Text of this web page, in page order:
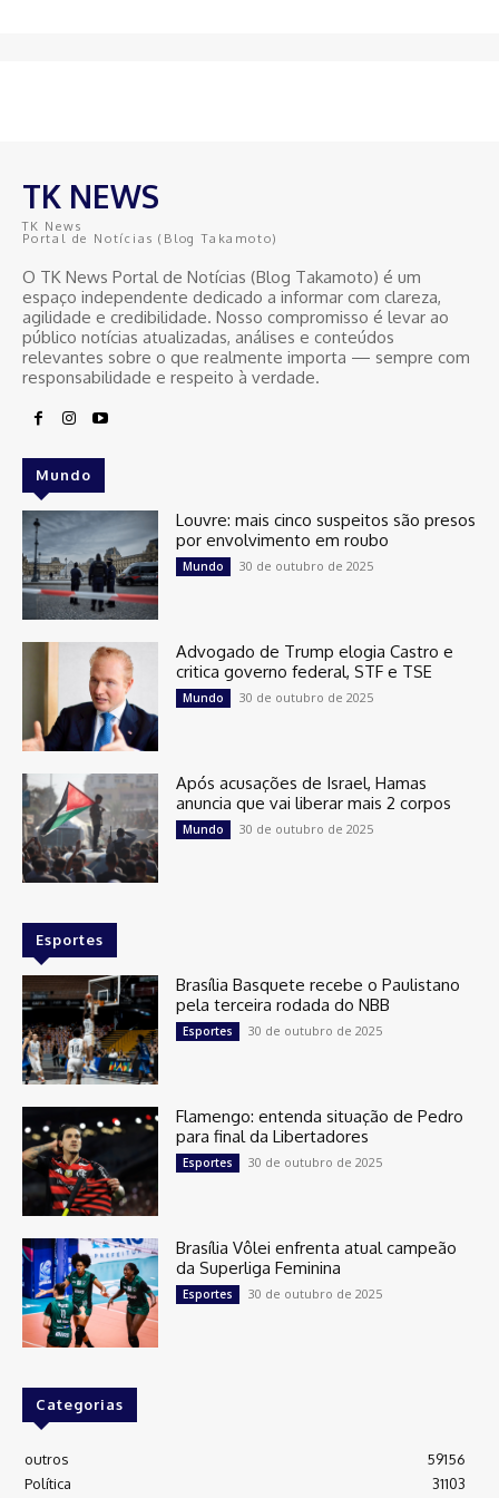
TK NEWS
TK News
Portal de Notícias (Blog Takamoto)
O TK News Portal de Notícias (Blog Takamoto) é um
espaço independente dedicado a informar com clareza,
agilidade e credibilidade. Nosso compromisso é levar ao
público notícias atualizadas, análises e conteúdos
relevantes sobre o que realmente importa — sempre com
responsabilidade e respeito à verdade.
Mundo
Louvre: mais cinco suspeitos são presos
por envolvimento em roubo
Mundo 30 de outubro de 2025
Advogado de Trump elogia Castro e
critica governo federal, STF e TSE
Mundo 30 de outubro de 2025
Após acusações de Israel, Hamas
anuncia que vai liberar mais 2 corpos
Mundo 30 de outubro de 2025
Esportes
Brasília Basquete recebe o Paulistano
pela terceira rodada do NBB
Esportes 30 de outubro de 2025
Flamengo: entenda situação de Pedro
para final da Libertadores
Esportes 30 de outubro de 2025
Brasília Vôlei enfrenta atual campeão
da Superliga Feminina
Esportes 30 de outubro de 2025
Categorias
outros
59156
Política
31103